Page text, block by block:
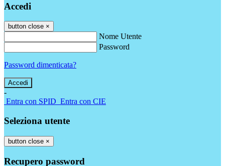
Accedi
button close ×
Nome Utente
Password
Password dimenticata?
-
Entra con SPID Entra con CIE
Seleziona utente
button close ×
Recupero password